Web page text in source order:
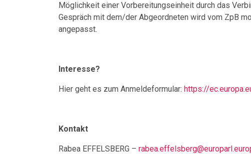
Möglichkeit einer Vorbereitungseinheit durch das
Gespräch mit dem/der Abgeordneten wird vom ZpB
angepasst.
Interesse?
Hier geht es zum Anmeldeformular: https://
Kontakt
Rabea EFFELSBERG –